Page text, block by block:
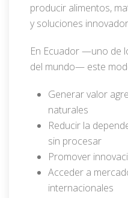
producir alimentos,
y soluciones
En Ecuador —uno de
del mundo— este
Generar valor
naturales
Reducir la
sin procesar
Promover
Acceder a
internacionales